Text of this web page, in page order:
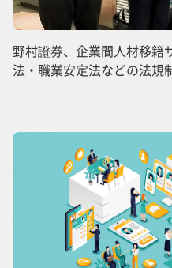
野村證券、企業間人材移
法・職業安定法などの法規